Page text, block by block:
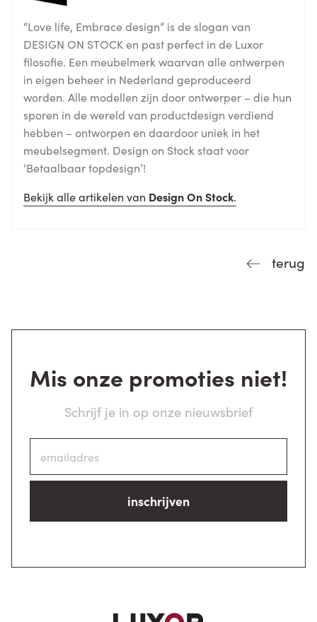
“Love life, Embrace design” is de slogan van
DESIGN ON STOCK en past perfect in de Luxor
filosofie. Een meubelmerk waarvan alle ontwerpen
in eigen beheer in Nederland geproduceerd
worden. Alle modellen zijn door ontwerper – die hun
sporen in de wereld van productdesign verdiend
hebben – ontworpen en daardoor uniek in het
meubelsegment. Design on Stock staat voor
‘Betaalbaar topdesign’!
Bekijk alle artikelen van Design On Stock.
terug
Mis onze promoties niet!
Schrijf je in op onze nieuwsbrief
inschrijven